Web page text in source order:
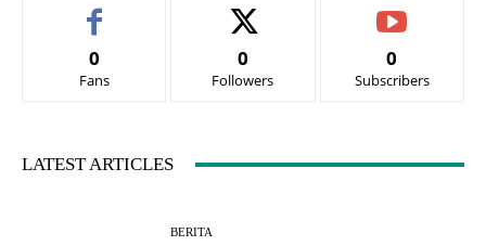
0
Fans
0
Followers
0
Subscribers
LATEST ARTICLES
BERITA